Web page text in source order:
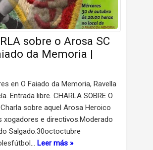
sobre o Arosa SC
da Memoria |
en O Faiado da Memoria, Ravella
Entrada libre. CHARLA SOBRE O
Charla sobre aquel Arosa Heroico
xogadores e directivos.Moderado
Salgado.30octoctubre
Leer más »